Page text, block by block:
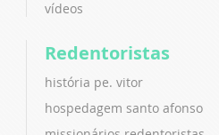
vídeos
Redentoristas
história pe. vitor
hospedagem santo afonso